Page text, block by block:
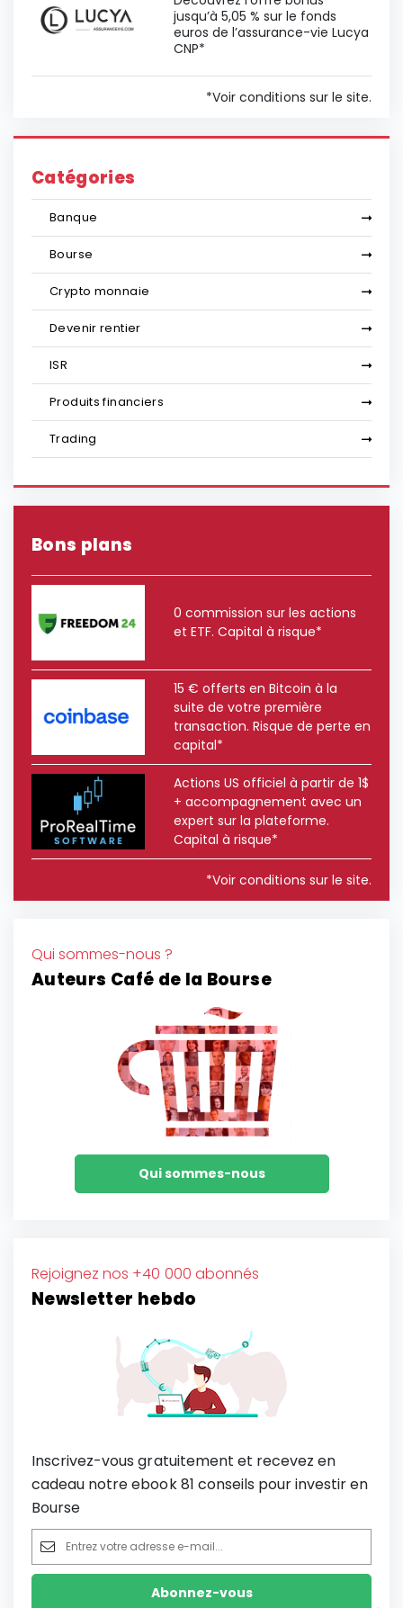
jusqu’à 5,05 % sur le fonds
euros de l’assurance-vie Lucya
CNP*
*Voir conditions sur le site.
Catégories
Banque
Bourse
Crypto monnaie
Devenir rentier
ISR
Produits financiers
Trading
Bons plans
0 commission sur les actions
et ETF. Capital à risque*
15 € offerts en Bitcoin à la
suite de votre première
transaction. Risque de perte en
capital*
Actions US officiel à partir de 1$
+ accompagnement avec un
expert sur la plateforme.
Capital à risque*
*Voir conditions sur le site.
Qui sommes-nous ?
Auteurs Café de la Bourse
Qui sommes-nous
Rejoignez nos +40 000 abonnés
Newsletter hebdo
Inscrivez-vous gratuitement et recevez en
cadeau notre ebook 81 conseils pour investir en
Bourse